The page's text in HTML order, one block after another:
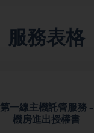
服務表格
第一線主機託管服務 -
機房進出授權書